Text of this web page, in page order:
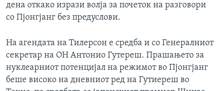
дена откако изрази волја за почеток на разговори
со Пјонгјанг без предуслови.
На агендата на Тилерсон е средба и со Генералниот
секретар на ОН Антонио Гутереш. Прашањето за
нуклеарниот потенцијал на режимот во Пјонгјанг
беше високо на дневниот ред на Гутиереш во